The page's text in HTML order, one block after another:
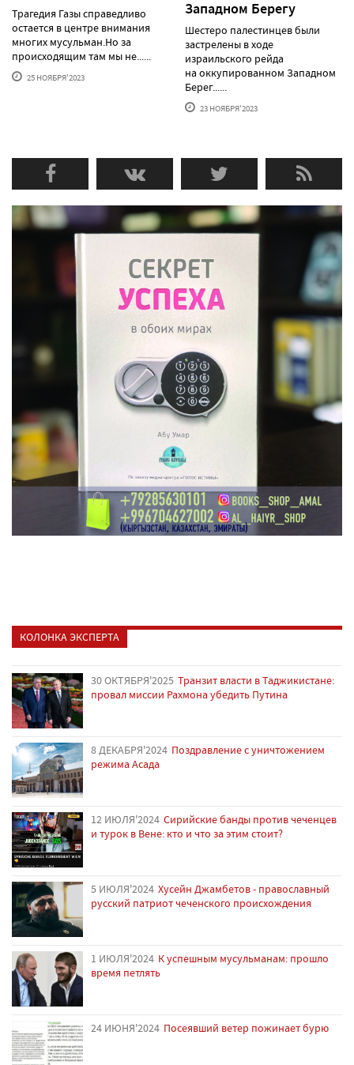
Трагедия Газы справедливо
остается в центре внимания
многих мусульман.Но за
происходящим там мы не......
25 НОЯБРЯ'2023
Западном Берегу
Шестеро палестинцев были
застрелены в ходе
израильского рейда
на оккупированном Западном
Берег......
23 НОЯБРЯ'2023
КОЛОНКА ЭКСПЕРТА
30 ОКТЯБРЯ'2025 Транзит власти в Таджикистане:
провал миссии Рахмона убедить Путина
8 ДЕКАБРЯ'2024 Поздравление с уничтожением
режима Асада
12 ИЮЛЯ'2024 Сирийские банды против чеченцев
и турок в Вене: кто и что за этим стоит?
5 ИЮЛЯ'2024 Хусейн Джамбетов - православный
русский патриот чеченского происхождения
1 ИЮЛЯ'2024 К успешным мусульманам: прошло
время петлять
24 ИЮНЯ'2024 Посеявший ветер пожинает бурю